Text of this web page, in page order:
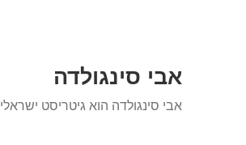
אבי סינגולדה
אבי סינגולדה הוא גיטריסט ישראלי